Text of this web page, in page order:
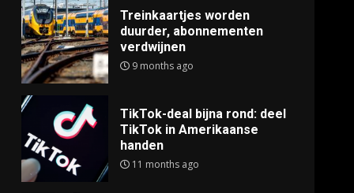
Treinkaartjes worden
duurder, abonnementen
verdwijnen
9 months ago
TikTok-deal bijna rond: deel
TikTok in Amerikaanse
handen
11 months ago